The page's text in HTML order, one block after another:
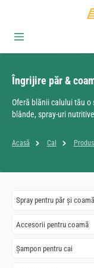
Sari la conținutul principal
Îngrijire păr &
Oferă blănii calului tău
blânde, spray-uri
Acasă Cal
Spray pentru păr și coamă
Accesorii pentru coamă
Șampon pentru cai